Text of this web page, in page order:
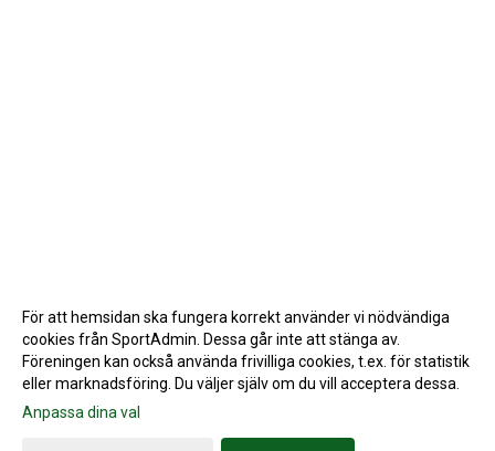
Gå till Webbversion
För att hemsidan ska fungera korrekt använder vi nödvändiga
cookies från SportAdmin. Dessa går inte att stänga av.
Föreningen kan också använda frivilliga cookies, t.ex. för statistik
eller marknadsföring. Du väljer själv om du vill acceptera dessa.
Anpassa dina val